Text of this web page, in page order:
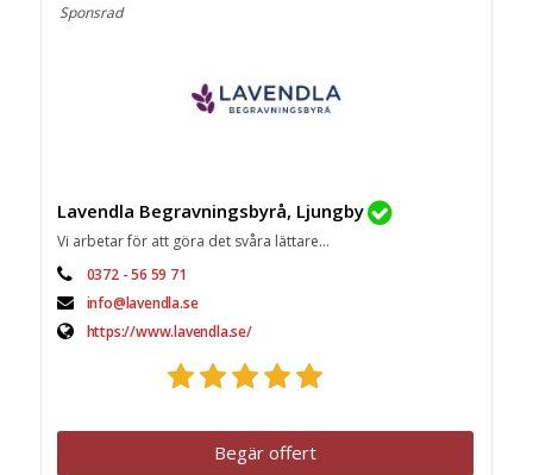
Sponsrad
Lavendla Begravningsbyrå, Ljungby
Vi arbetar för att göra det svåra lättare...
0372 - 56 59 71
info@lavendla.se
https://www.lavendla.se/
Begär offert